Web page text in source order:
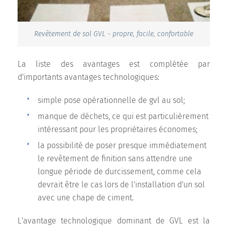
Revêtement de sol GVL - propre, facile, confortable
La liste des avantages est complétée par
d'importants avantages technologiques:
simple pose opérationnelle de gvl au sol;
manque de déchets, ce qui est particulièrement
intéressant pour les propriétaires économes;
la possibilité de poser presque immédiatement
le revêtement de finition sans attendre une
longue période de durcissement, comme cela
devrait être le cas lors de l'installation d'un sol
avec une chape de ciment.
L'avantage technologique dominant de GVL est la